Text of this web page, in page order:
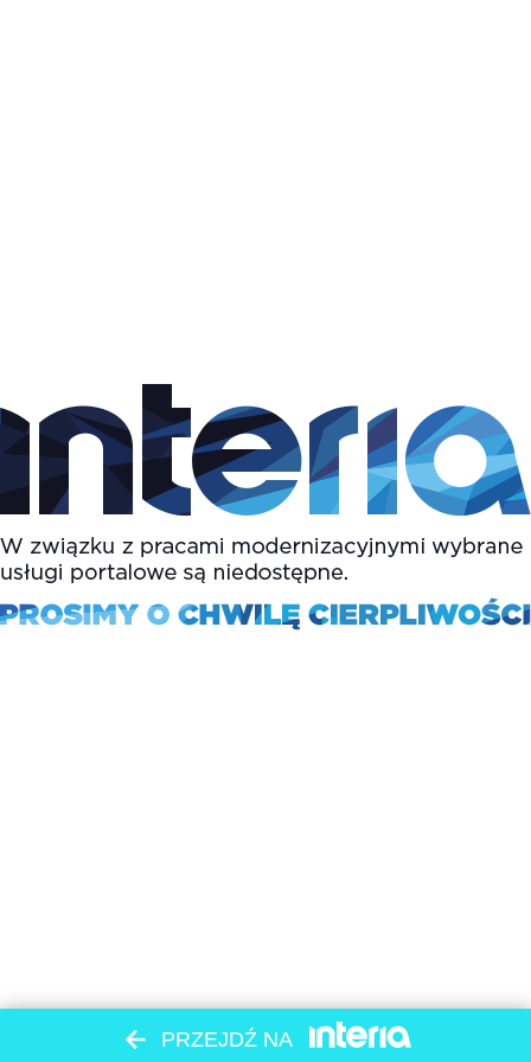
PRZEJDŹ NA